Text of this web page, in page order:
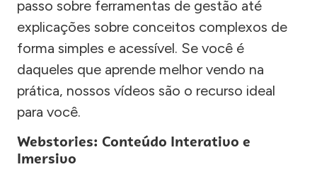
passo sobre ferramentas de gestão até
explicações sobre conceitos complexos de
forma simples e acessível. Se você é
daqueles que aprende melhor vendo na
prática, nossos vídeos são o recurso ideal
para você.
Webstories: Conteúdo Interativo e
Imersivo